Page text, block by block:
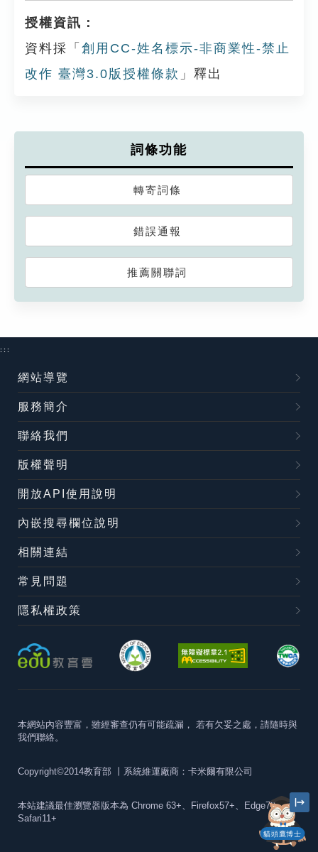
授權資訊：
資料採「 創用CC-姓名標示-非商業性-禁止
改作 臺灣3.0版授權條款 」釋出
詞條功能
轉寄詞條
錯誤通報
推薦關聯詞
貓頭鷹博士
:::
網站導覽
服務簡介
聯絡我們
版權聲明
開放API使用說明
內嵌搜尋欄位說明
相關連結
常見問題
隱私權政策
本網站內容豐富，雖經審查仍有可能疏漏， 若有欠妥之處，請隨時與
我們聯絡。
Copyright©2014教育部 丨系統維運廠商：卡米爾有限公司
本站建議最佳瀏覽器版本為 Chrome 63+、Firefox57+、Edge79+及
Safari11+